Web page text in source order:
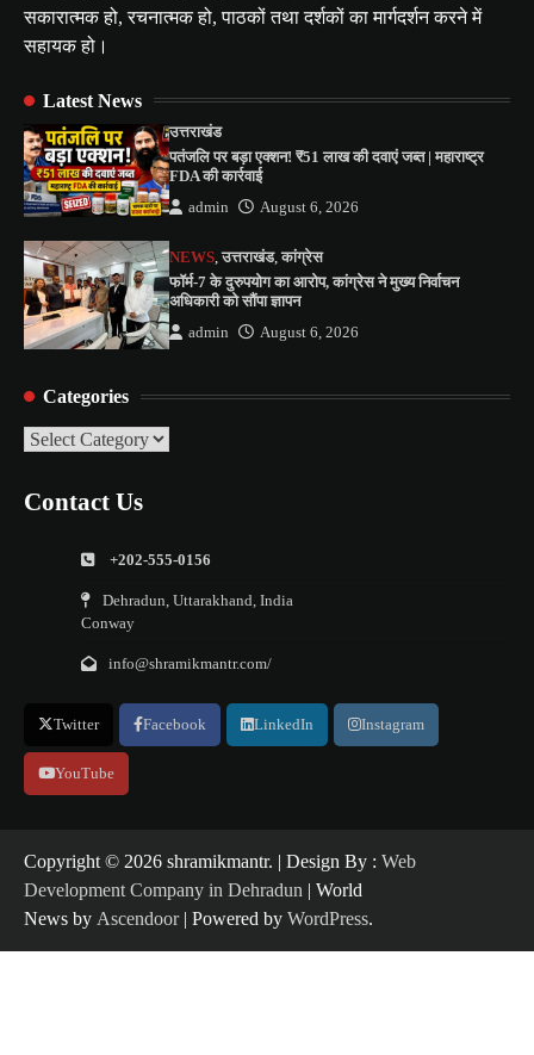
सकारात्मक हो, रचनात्मक हो, पाठकों तथा दर्शकों का मार्गदर्शन करने में
सहायक हो।
Latest News
उत्तराखंड
पतंजलि पर बड़ा एक्शन! ₹51 लाख की दवाएं जब्त | महाराष्ट्र
FDA की कार्रवाई
admin August 6, 2026
NEWS ,उत्तराखंड,कांग्रेस
फॉर्म-7 के दुरुपयोग का आरोप, कांग्रेस ने मुख्य निर्वाचन
अधिकारी को सौंपा ज्ञापन
admin August 6, 2026
Categories
Categories
Contact Us
+202-555-0156
Dehradun, Uttarakhand, India
Conway
info@shramikmantr.com/
Twitter Facebook LinkedIn Instagram
YouTube
Copyright ©️ 2026 shramikmantr. | Design By : Web
Development Company in Dehradun | World
News by Ascendoor| Powered by WordPress.